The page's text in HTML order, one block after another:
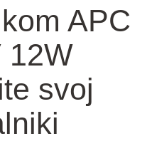
APC
12W
svoj